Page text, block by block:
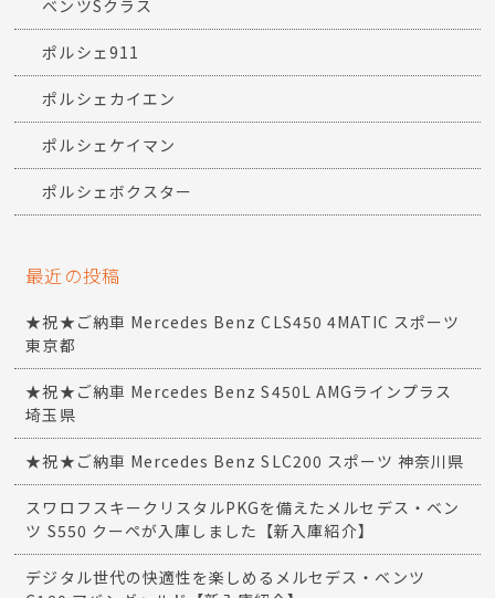
ベンツSクラス
ポルシェ911
ポルシェカイエン
ポルシェケイマン
ポルシェボクスター
最近の投稿
★祝★ご納車 Mercedes Benz CLS450 4MATIC スポーツ
東京都
★祝★ご納車 Mercedes Benz S450L AMGラインプラス
埼玉県
★祝★ご納車 Mercedes Benz SLC200 スポーツ 神奈川県
スワロフスキークリスタルPKGを備えたメルセデス・ベン
ツ S550 クーペが入庫しました【新入庫紹介】
デジタル世代の快適性を楽しめるメルセデス・ベンツ